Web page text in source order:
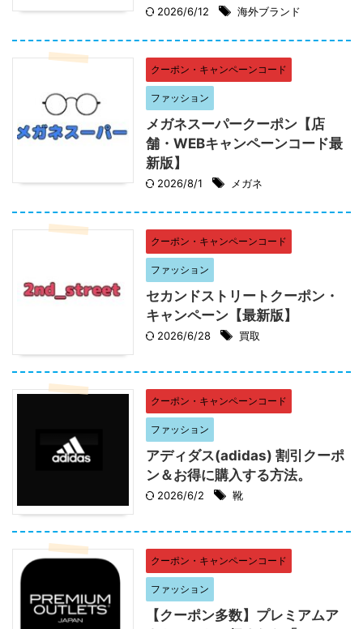
2026/6/12 海外ブランド
クーポン・キャンペーンコード
ファッション
メガネスーパークーポン【店
舗・WEBキャンペーンコード最
新版】
2026/8/1 メガネ
クーポン・キャンペーンコード
ファッション
セカンドストリートクーポン・
キャンペーン【最新版】
2026/6/28 買取
クーポン・キャンペーンコード
ファッション
アディダス(adidas) 割引クーポ
ン＆お得に購入する方法。
2026/6/2 靴
クーポン・キャンペーンコード
ファッション
【クーポン多数】プレミアムア